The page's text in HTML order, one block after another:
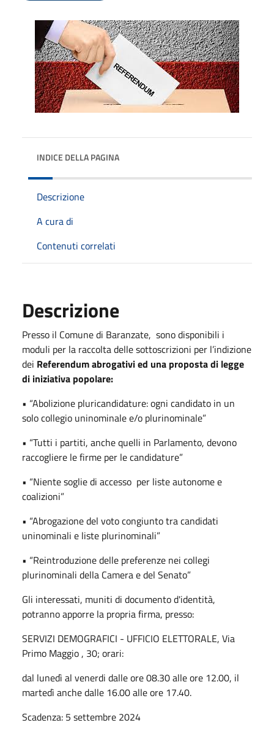
INDICE DELLA PAGINA
Descrizione
A cura di
Contenuti correlati
Descrizione
Presso il Comune di Baranzate, sono disponibili i
moduli per la raccolta delle sottoscrizioni per l’indizione
dei Referendum abrogativi ed una proposta di legge
di iniziativa popolare:
• “Abolizione pluricandidature: ogni candidato in un
solo collegio uninominale e/o plurinominale”
• “Tutti i partiti, anche quelli in Parlamento, devono
raccogliere le firme per le candidature”
• “Niente soglie di accesso per liste autonome e
coalizioni”
• “Abrogazione del voto congiunto tra candidati
uninominali e liste plurinominali”
• “Reintroduzione delle preferenze nei collegi
plurinominali della Camera e del Senato”
Gli interessati, muniti di documento d'identità,
potranno apporre la propria firma, presso:
SERVIZI DEMOGRAFICI - UFFICIO ELETTORALE, Via
Primo Maggio , 30; orari:
dal lunedì al venerdi dalle ore 08.30 alle ore 12.00, il
martedì anche dalle 16.00 alle ore 17.40.
Scadenza: 5 settembre 2024